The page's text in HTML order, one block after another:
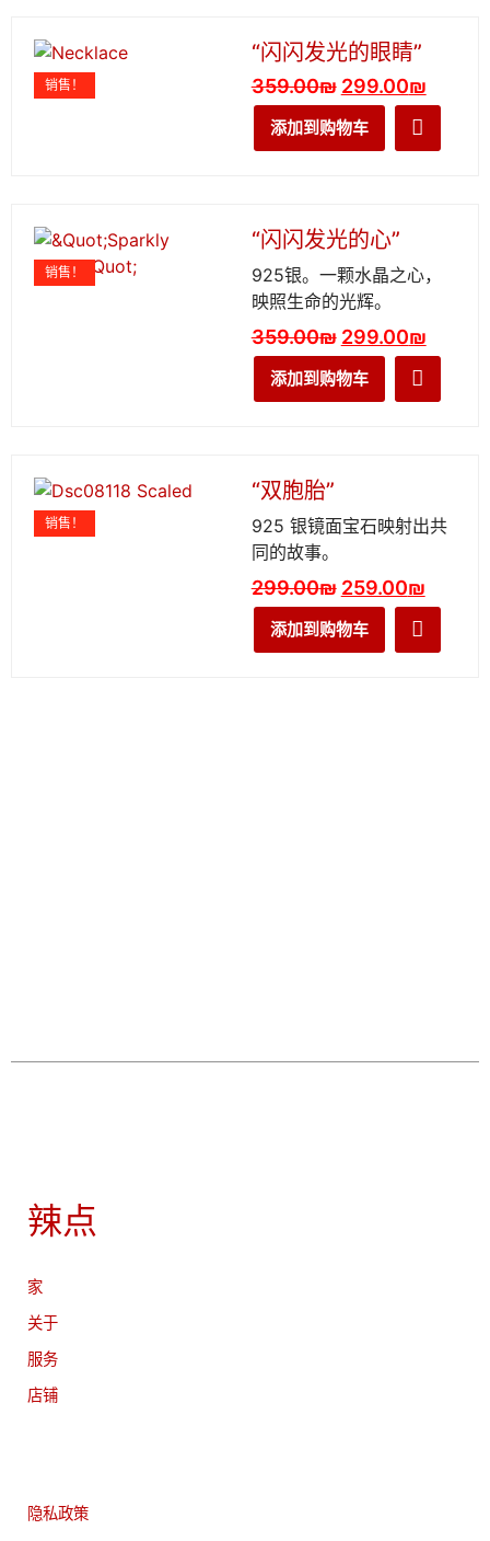
销售！
“闪闪发光的眼睛”
359.00₪ 299.00₪
添加到购物车
销售！
“闪闪发光的心”
925银。一颗水晶之心，
映照生命的光辉。
359.00₪ 299.00₪
添加到购物车
销售！
“双胞胎”
925 银镜面宝石映射出共
同的故事。
299.00₪ 259.00₪
添加到购物车
辣点
家
关于
服务
店铺
隐私政策